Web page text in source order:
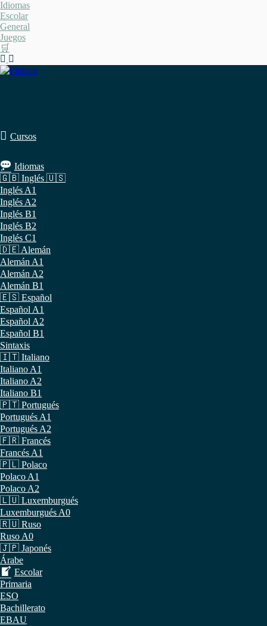
Saltar
al
contenido
Idiomas
Escolar
General
Juegos
🛒
Cursos
Idiomas
🇬🇧 Inglés 🇺🇸
Inglés A1
Inglés A2
Inglés B1
Inglés B2
Inglés C1
🇩🇪 Alemán
Alemán A1
Alemán A2
Alemán B1
🇪🇸 Español
Español A1
Español A2
Español B1
Sintaxis
🇮🇹 Italiano
Italiano A1
Italiano A2
Italiano B1
🇵🇹 Portugués
Portugués A1
Portugués A2
🇫🇷 Francés
Francés A1
🇵🇱 Polaco
Polaco A1
Polaco A2
🇱🇺 Luxemburgués
Luxemburgués A0
🇷🇺 Ruso
Ruso A0
🇯🇵 Japonés
Árabe
Escolar
Primaria
ESO
Bachillerato
EBAU